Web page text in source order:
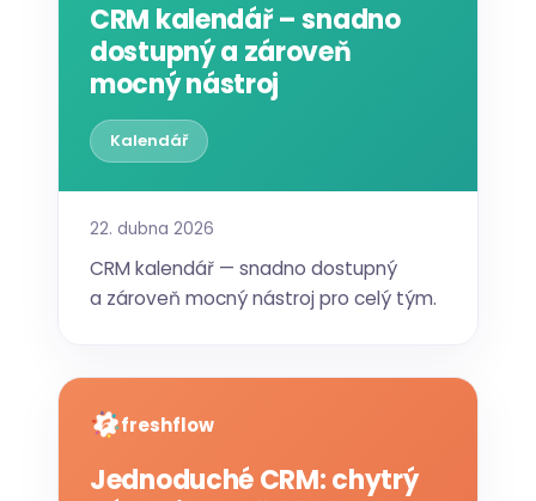
CRM kalendář – snadno
dostupný a zároveň
mocný nástroj
Kalendář
22. dubna 2026
CRM kalendář — snadno dostupný
a zároveň mocný nástroj pro celý tým.
freshflow
Jednoduché CRM: chytrý